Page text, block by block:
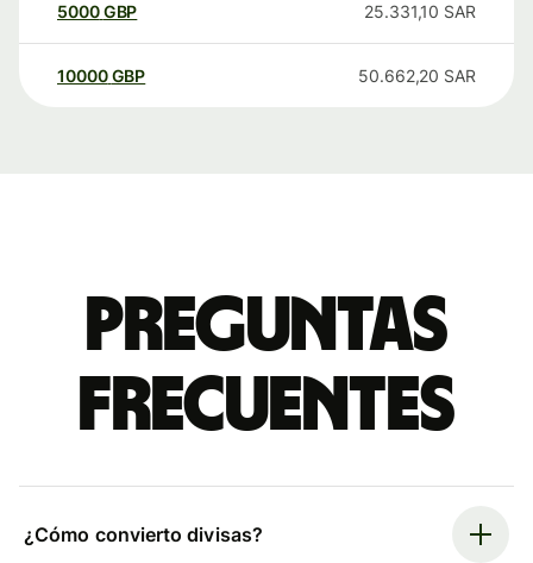
5000GBP 25.331,10 SAR
10000 GBP 50.662,20 SAR
Preguntas
frecuentes
¿Cómo convierto divisas?